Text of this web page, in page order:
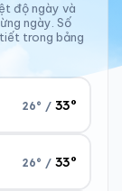
độ ngày và
ngày. Số
trong bảng
26° / 33°
tối
26° / 33°